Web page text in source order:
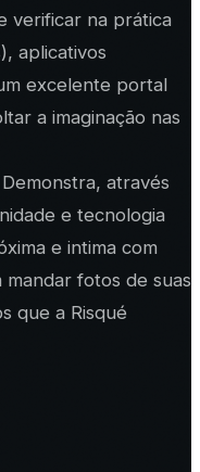
verificar na prática
aplicativos
excelente portal
a imaginação nas
através
e tecnologia
e intima com
fotos de suas
que a Risqué